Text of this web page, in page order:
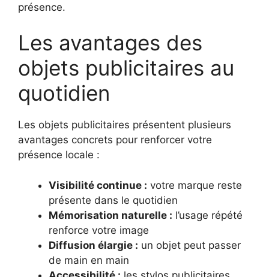
présence.
Les avantages des
objets publicitaires au
quotidien
Les objets publicitaires présentent plusieurs
avantages concrets pour renforcer votre
présence locale :
Visibilité continue : votre marque reste
présente dans le quotidien
Mémorisation naturelle : l’usage répété
renforce votre image
Diffusion élargie : un objet peut passer
de main en main